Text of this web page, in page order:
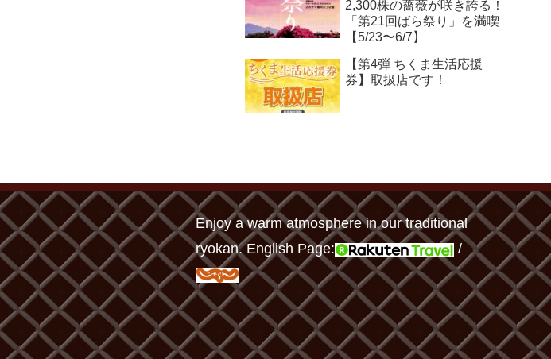
2,300株の薔薇が咲き誇る！
「第21回ばら祭り」を満喫
【5/23〜6/7】
【第4弾 ちくま生活応援
券】取扱店です！
Enjoy a warm atmosphere in our traditional
ryokan. English Page:
/